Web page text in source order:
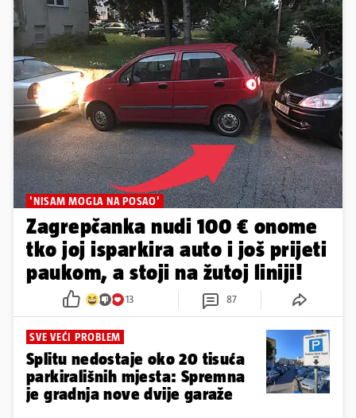
'NISAM MOGLA NA POSAO'
Zagrepčanka nudi 100 € onome
tko joj isparkira auto i još prijeti
paukom, a stoji na žutoj liniji!
13 87
SVE VEĆI PROBLEM
Splitu nedostaje oko 20 tisuća
parkirališnih mjesta: Spremna
je gradnja nove dvije garaže